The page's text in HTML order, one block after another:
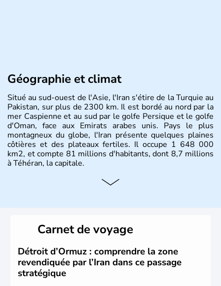
Géographie et climat
Situé au sud-ouest de l'Asie, l'Iran s'étire de la Turquie au
Pakistan, sur plus de 2300 km. Il est bordé au nord par la
mer Caspienne et au sud par le golfe Persique et le golfe
d'Oman, face aux Emirats arabes unis. Pays le plus
montagneux du globe, l'Iran présente quelques plaines
côtières et des plateaux fertiles. Il occupe 1 648 000
km2, et compte 81 millions d'habitants, dont 8,7 millions
à Téhéran, la capitale.
Carnet de voyage
Détroit d’Ormuz : comprendre la zone
revendiquée par l’Iran dans ce passage
stratégique